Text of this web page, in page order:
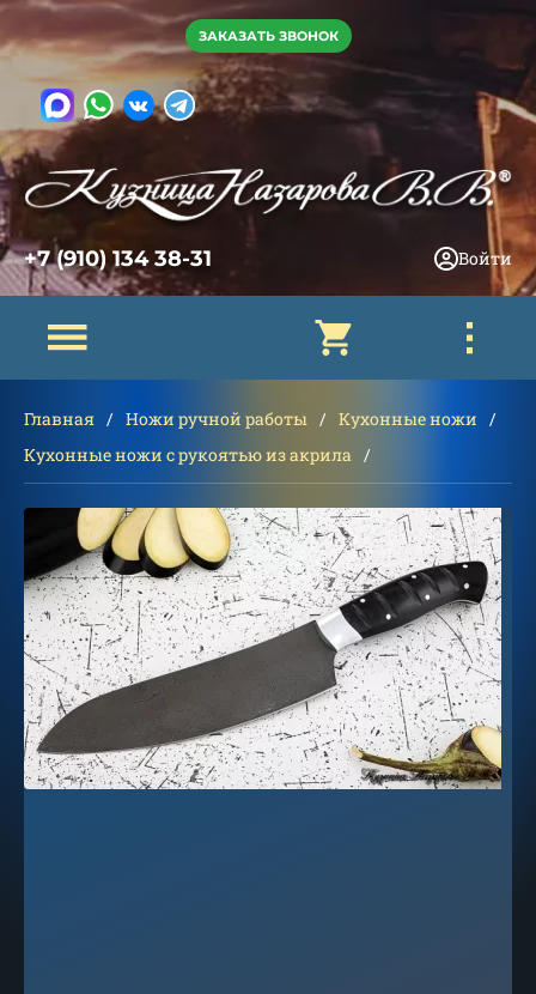
ЗАКАЗАТЬ ЗВОНОК
+7 (910) 134 38-31 Войти
Главная Ножи ручной работы
Кухонные ножи
Кухонные ножи с рукоятью из акрила